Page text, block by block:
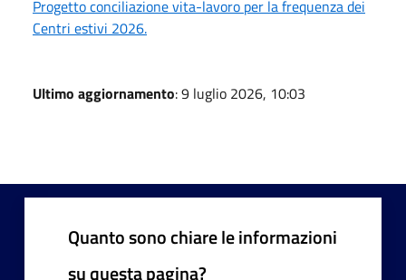
Progetto conciliazione vita-lavoro per la frequenza dei
Centri estivi 2026.
Ultimo aggiornamento: 9 luglio 2026, 10:03
Quanto sono chiare le informazioni
su questa pagina?